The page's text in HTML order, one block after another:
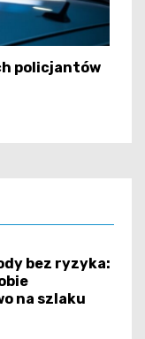
policjantów
bez ryzyka:
na szlaku